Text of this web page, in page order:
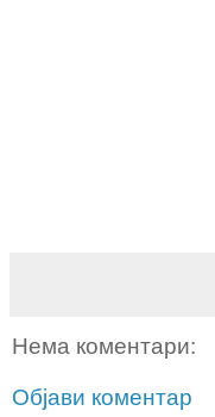
Нема коментари:
Објави коментар